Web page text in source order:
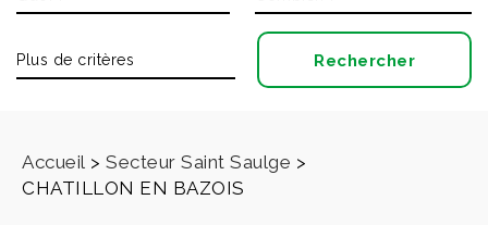
Accueil > Secteur Saint Saulge >
CHATILLON EN BAZOIS